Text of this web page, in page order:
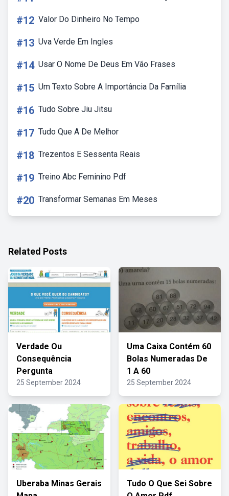
#12 Valor Do Dinheiro No Tempo
#13 Uva Verde Em Ingles
#14 Usar O Nome De Deus Em Vão Frases
#15 Um Texto Sobre A Importância Da Família
#16 Tudo Sobre Jiu Jitsu
#17 Tudo Que A De Melhor
#18 Trezentos E Sessenta Reais
#19 Treino Abc Feminino Pdf
#20 Transformar Semanas Em Meses
Related Posts
Verdade Ou
Consequência
Pergunta
25 September 2024
Uma Caixa Contém 60
Bolas Numeradas De
1 A 60
25 September 2024
Uberaba Minas Gerais
Tudo O Que Sei Sobre